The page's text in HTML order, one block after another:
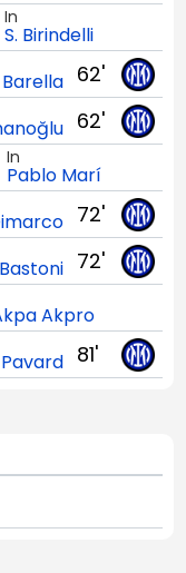
In
S. Birindelli
62'
Barella
62'
In
Pablo Marí
72'
72'
Akpro
81'
Pavard